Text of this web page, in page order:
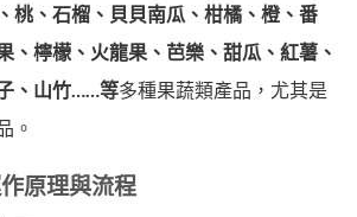
桃、石榴、貝貝南瓜、柑橘、橙、番
、檸檬、火龍果、芭樂、甜瓜、紅薯、
、山竹……等多種果蔬類產品，尤其是
。
原理與流程